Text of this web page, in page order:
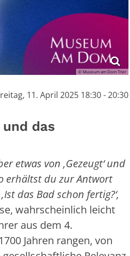
© Museum am Dom Trier
11. April 2025 18:30 - 20:30
das
etwas von ‚Gezeugt‘ und
erhältst du zur Antwort
das Bad schon fertig?‘,
wahrscheinlich leicht
aus dem 4.
Jahren rangen, von